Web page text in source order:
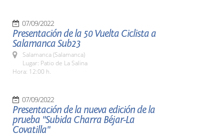
07/09/2022
Presentación de la 50 Vuelta Ciclista a
Salamanca Sub23
Salamanca (Salamanca)
Lugar: Patio de La Salina
Hora: 12:00 h.
07/09/2022
Presentación de la nueva edición de la
prueba "Subida Charra Béjar-La
Covatilla"